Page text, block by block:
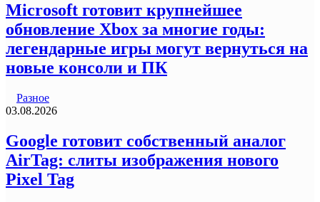
Microsoft готовит крупнейшее
обновление Xbox за многие годы:
легендарные игры могут вернуться на
новые консоли и ПК
Разное
03.08.2026
Google готовит собственный аналог
AirTag: слиты изображения нового
Pixel Tag